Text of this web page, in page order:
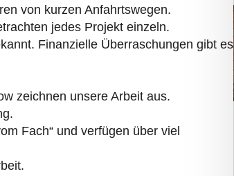
von kurzen Anfahrtswegen.
jedes Projekt einzeln.
Finanzielle Überraschungen gibt es
zeichnen unsere Arbeit aus.
Fach“ und verfügen über viel